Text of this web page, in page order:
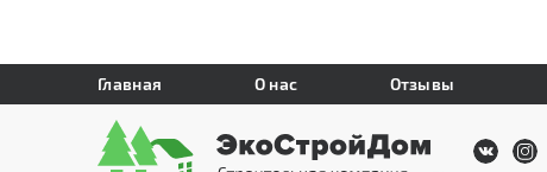
Главная О нас Отзывы